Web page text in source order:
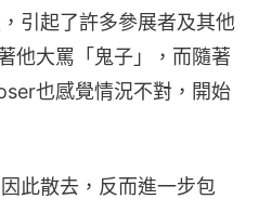
引起了許多參展者及其他
他大罵「鬼子」，而隨著
也感覺情況不對，開始
此散去，反而進一步包